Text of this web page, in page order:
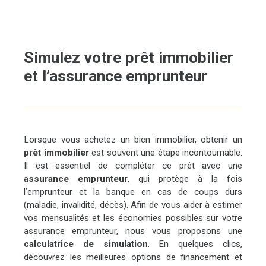
Simulez votre prêt immobilier
et l’assurance emprunteur
Lorsque vous achetez un bien immobilier, obtenir un
prêt immobilierest souvent une étape incontournable.
Il est essentiel de compléter ce prêt avec une
assurance emprunteur, qui protège à la fois
l’emprunteur et la banque en cas de coups durs
(maladie, invalidité, décès). Afin de vous aider à estimer
vos mensualités et les économies possibles sur votre
assurance emprunteur, nous vous proposons une
calculatrice de simulation. En quelques clics,
découvrez les meilleures options de financement et